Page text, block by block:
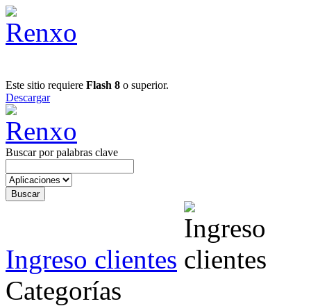
Este sitio requiere Flash 8 o superior.
Descargar
Buscar por palabras clave
Ingreso clientes
Categorías